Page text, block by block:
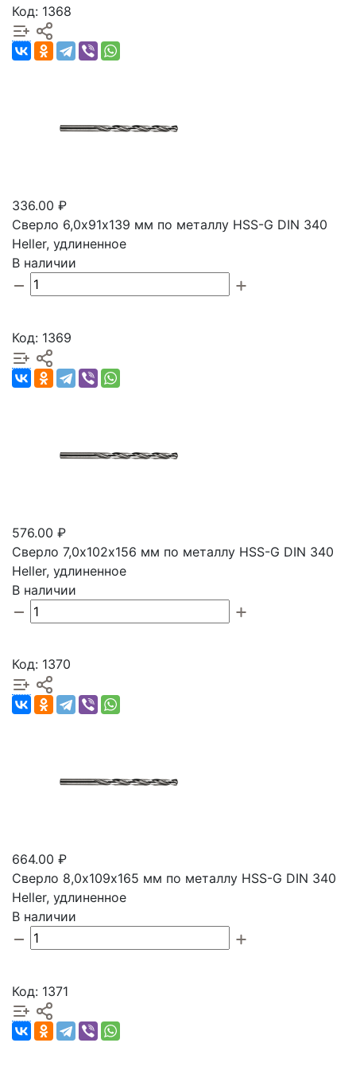
Код: 1368
336.00 ₽
Сверло 6,0х91х139 мм по металлу HSS-G DIN 340
Heller, удлиненное
В наличии
Код: 1369
576.00 ₽
Сверло 7,0х102х156 мм по металлу HSS-G DIN 340
Heller, удлиненное
В наличии
Код: 1370
664.00 ₽
Сверло 8,0х109х165 мм по металлу HSS-G DIN 340
Heller, удлиненное
В наличии
Код: 1371